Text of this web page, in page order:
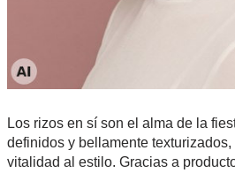
Los rizos en sí son el alma de la
definidos y bellamente
vitalidad al estilo. Gracias a